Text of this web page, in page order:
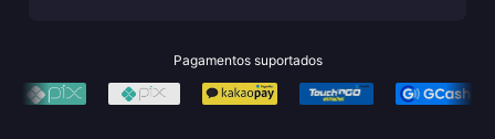
Pagamentos suportados